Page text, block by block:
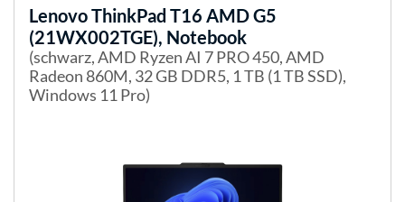
LenovoThinkPad T16 AMD G5
(21WX002TGE), Notebook
(schwarz, AMD Ryzen AI 7 PRO 450, AMD
Radeon 860M, 32 GB DDR5, 1 TB (1 TB SSD),
Windows 11 Pro)